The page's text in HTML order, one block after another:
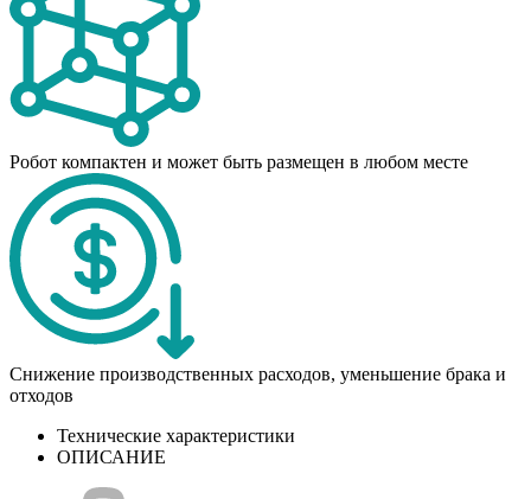
Робот компактен и может быть размещен в любом месте
Снижение производственных расходов, уменьшение брака и
отходов
Технические характеристики
ОПИСАНИЕ